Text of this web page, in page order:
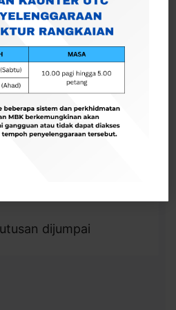
Penapis
dijumpai